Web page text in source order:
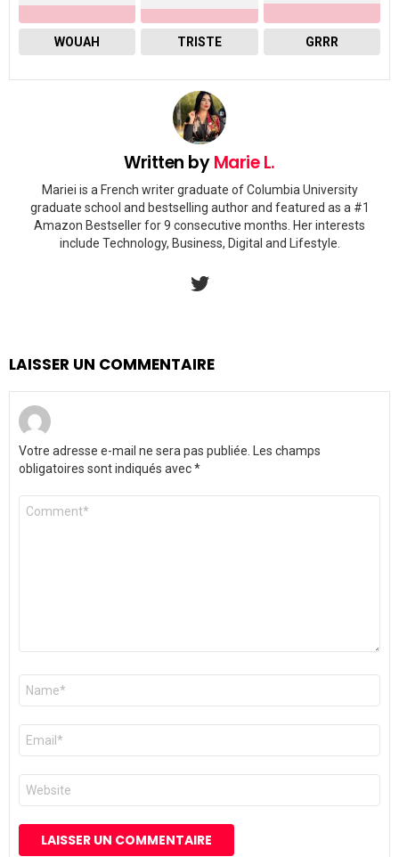
WOUAH TRISTE GRRR
Written byMarie L.
Mariei is a French writer graduate of Columbia University
graduate school and bestselling author and featured as a #1
Amazon Bestseller for 9 consecutive months. Her interests
include Technology, Business, Digital and Lifestyle.
LAISSER UN COMMENTAIRE
Votre adresse e-mail ne sera pas publiée. Les champs
obligatoires sont indiqués avec*
Commentaire
Nom
E-
mail
*
Site
web